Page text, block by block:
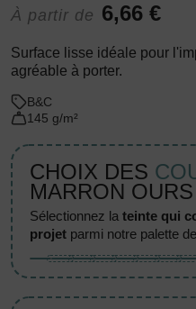
À partir de 6,66 €
Surface lisse idéale pour
agréable à porter.
B&C
145 g/m²
CHOIX DES
MARRON OURS
sélectionnez lateinte qui
projet parmi notre palette